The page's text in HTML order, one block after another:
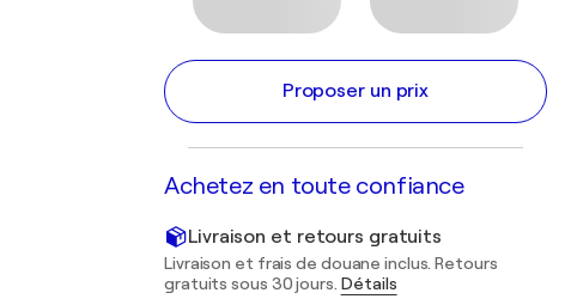
Proposer un prix
Achetez en toute confiance
Livraison et retours gratuits
Livraison et frais de douane inclus. Retours
gratuits sous 30 jours. Détails